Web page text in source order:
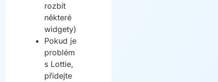
rozbít
některé
widgety)
Pokud je
problém
s Lottie,
přidejte